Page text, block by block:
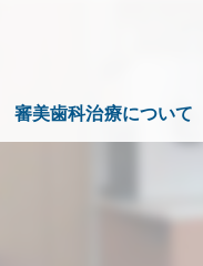
審美歯科治療について